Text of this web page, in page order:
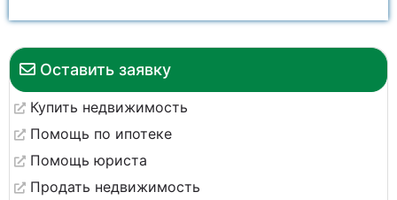
Оставить заявку
Купить недвижимость
Помощь по ипотеке
Помощь юриста
Продать недвижимость